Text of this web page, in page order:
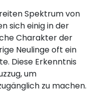
Spektrum von
sich einig in der
Charakter der
Neulinge oft ein
Diese Erkenntnis
um
zu machen.